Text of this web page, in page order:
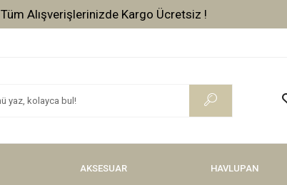
Tüm Alışverişlerinizde Kargo Ücretsiz !
AKSESUAR HAVLUPAN